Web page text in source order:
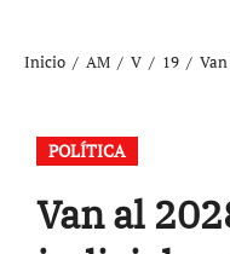
Inicio AM V 19
POLÍTICA
Van al